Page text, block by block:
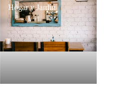
Hogar y Jardín